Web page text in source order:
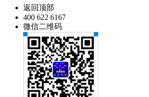
返回顶部
400 622 6167
微信二维码